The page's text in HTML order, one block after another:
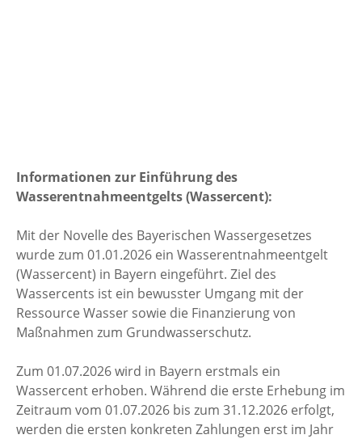
Informationen zur Einführung des
Wasserentnahmeentgelts (Wassercent):
Mit der Novelle des Bayerischen Wassergesetzes
wurde zum 01.01.2026 ein Wasserentnahmeentgelt
(Wassercent) in Bayern eingeführt. Ziel des
Wassercents ist ein bewusster Umgang mit der
Ressource Wasser sowie die Finanzierung von
Maßnahmen zum Grundwasserschutz.
Zum 01.07.2026 wird in Bayern erstmals ein
Wassercent erhoben. Während die erste Erhebung im
Zeitraum vom 01.07.2026 bis zum 31.12.2026 erfolgt,
werden die ersten konkreten Zahlungen erst im Jahr